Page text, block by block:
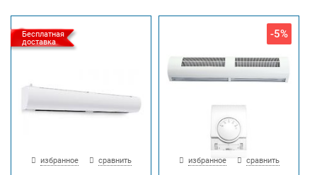
Бесплатная
доставка
избранное сравнить
-5%
избранное сравнить